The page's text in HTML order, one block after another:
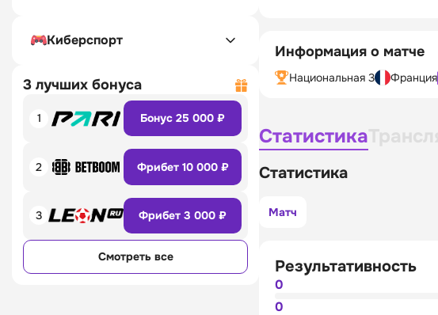
Киберспорт
3 лучших бонуса
1 Бонус 25 000 ₽
2 Фрибет 10 000 ₽
3 Фрибет 3 000 ₽
Смотреть все
Информация о матче
Национальная 3 Франция
Статистика
Статистика
Матч
Результативность
0
0